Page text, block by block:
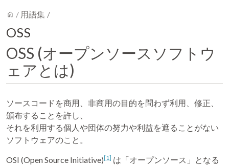
home / 用語集 /
OSS
OSS (オープンソースソフトウ
ェアとは)
ソースコードを商用、非商用の目的を問わず利用、修正、
頒布することを許し、
それを利用する個人や団体の努力や利益を遮ることがない
ソフトウェアのこと。
OSI (Open Source Initiative) 1
は「オープンソース」となる